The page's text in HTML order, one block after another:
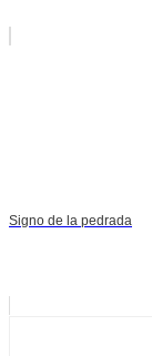
Signo de la pedrada